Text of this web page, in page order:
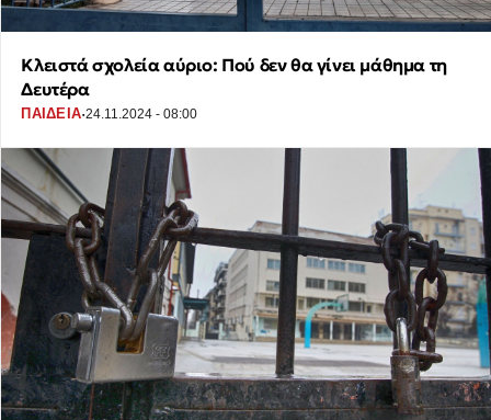
Κλειστά σχολεία αύριο: Πού δεν θα γίνει μάθημα τη
Δευτέρα
ΠΑΙΔΕΙΑ·24.11.2024 - 08:00